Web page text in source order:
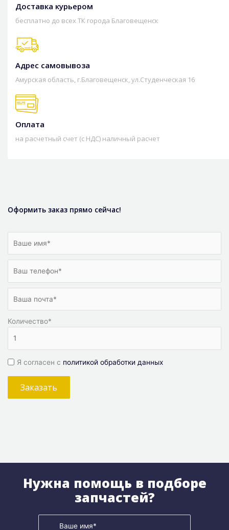
Доставка курьером
бесплатно до всех ТК города Благовещенск
Адрес самовывоза
Амурская область, г.Благовещенск, ул.Студенческая 16
Оплата
на расчетный счет (с НДС) наличный расчет
Оформить заказ прямо сейчас!
Количество*
Я согласен с политикой обработки данных
Заказать
Нужна помощь в подборе
запчастей?